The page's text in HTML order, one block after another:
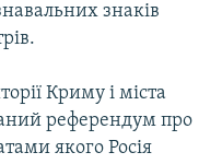
знаків
Криму і міста
референдум про
якого Росія